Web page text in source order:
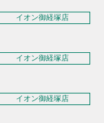
イオン御経塚店
イオン御経塚店
イオン御経塚店